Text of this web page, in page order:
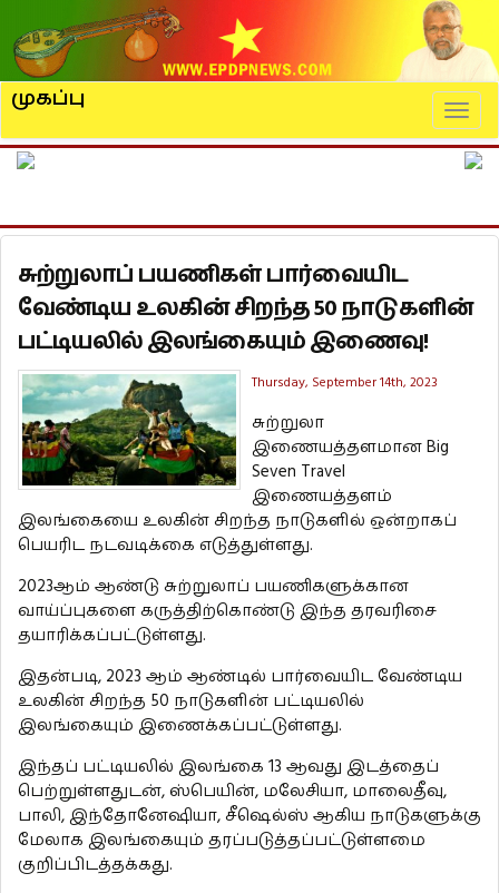
முகப்பு
சுற்றுலாப் பயணிகள் பார்வையிட
வேண்டிய உலகின் சிறந்த 50 நாடுகளின்
பட்டியலில் இலங்கையும் இணைவு!
Thursday, September 14th, 2023
சுற்றுலா
இணையத்தளமான Big
Seven Travel
இணையத்தளம்
இலங்கையை உலகின் சிறந்த நாடுகளில் ஒன்றாகப்
பெயரிட நடவடிக்கை எடுத்துள்ளது.
2023ஆம் ஆண்டு சுற்றுலாப் பயணிகளுக்கான
வாய்ப்புகளை கருத்திற்கொண்டு இந்த தரவரிசை
தயாரிக்கப்பட்டுள்ளது.
இதன்படி, 2023 ஆம் ஆண்டில் பார்வையிட வேண்டிய
உலகின் சிறந்த 50 நாடுகளின் பட்டியலில்
இலங்கையும் இணைக்கப்பட்டுள்ளது.
இந்தப் பட்டியலில் இலங்கை 13 ஆவது இடத்தைப்
பெற்றுள்ளதுடன், ஸ்பெயின், மலேசியா, மாலைதீவு,
பாலி, இந்தோனேஷியா, சீஷெல்ஸ் ஆகிய நாடுகளுக்கு
மேலாக இலங்கையும் தரப்படுத்தப்பட்டுள்ளமை
குறிப்பிடத்தக்கது.